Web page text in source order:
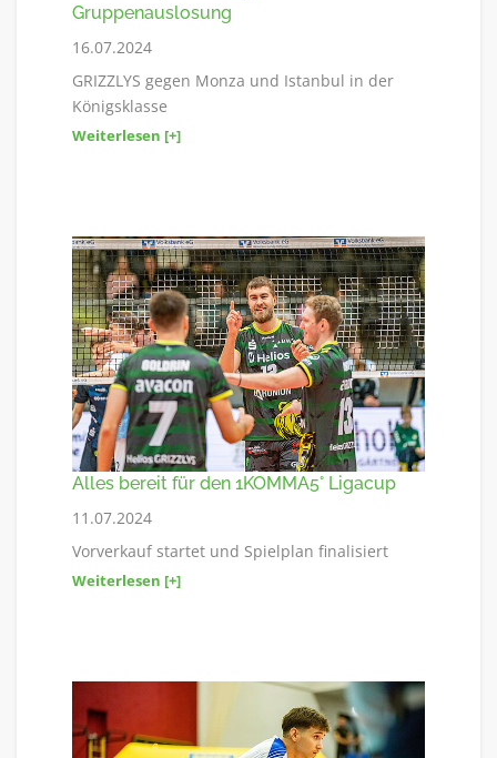
Gruppenauslosung
16.07.2024
GRIZZLYS gegen Monza und Istanbul in der
Königsklasse
Weiterlesen [+]
Alles bereit für den 1KOMMA5° Ligacup
11.07.2024
Vorverkauf startet und Spielplan finalisiert
Weiterlesen [+]